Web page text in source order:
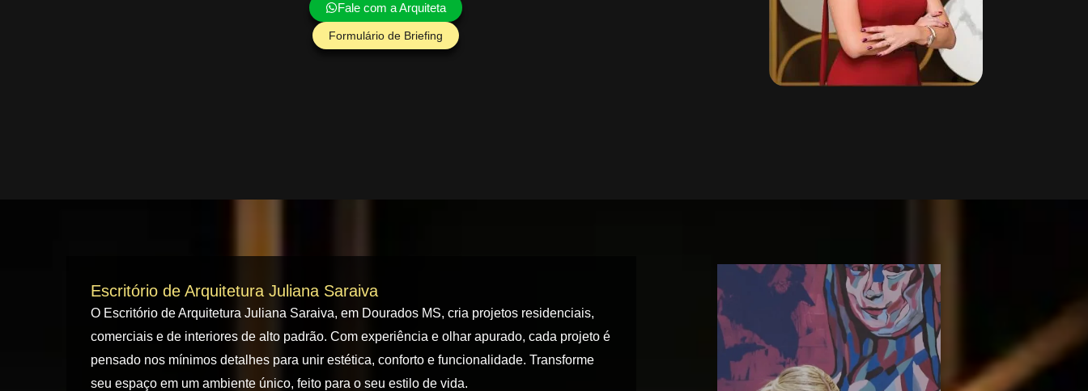
Fale com a Arquiteta
Formulário de Briefing
Escritório de Arquitetura Juliana Saraiva
O Escritório de Arquitetura Juliana Saraiva, em Dourados MS, cria projetos residenciais,
comerciais e de interiores de alto padrão. Com experiência e olhar apurado, cada projeto é
pensado nos mínimos detalhes para unir estética, conforto e funcionalidade. Transforme
seu espaço em um ambiente único, feito para o seu estilo de vida.